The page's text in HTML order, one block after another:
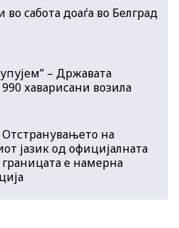
во сабота доаѓа во Белград
– Државата
хаварисани возила
на
јазик од официјалната
границата е намерна